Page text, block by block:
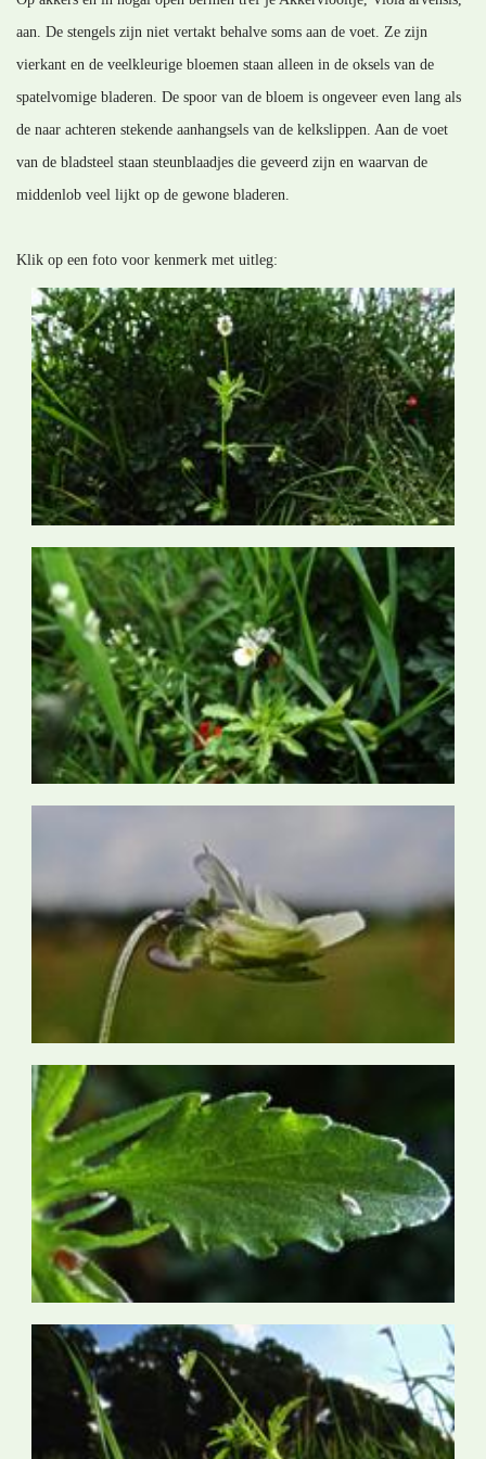
aan. De stengels zijn niet vertakt behalve soms aan de voet. Ze zijn
vierkant en de veelkleurige bloemen staan alleen in de oksels van de
spatelvomige bladeren. De spoor van de bloem is ongeveer even lang als
de naar achteren stekende aanhangsels van de kelkslippen. Aan de voet
van de bladsteel staan steunblaadjes die geveerd zijn en waarvan de
middenlob veel lijkt op de gewone bladeren.
Klik op een foto voor kenmerk met uitleg: